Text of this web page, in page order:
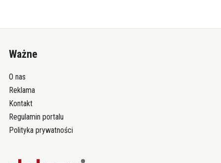
Ważne
O nas
Reklama
Kontakt
Regulamin portalu
Polityka prywatności